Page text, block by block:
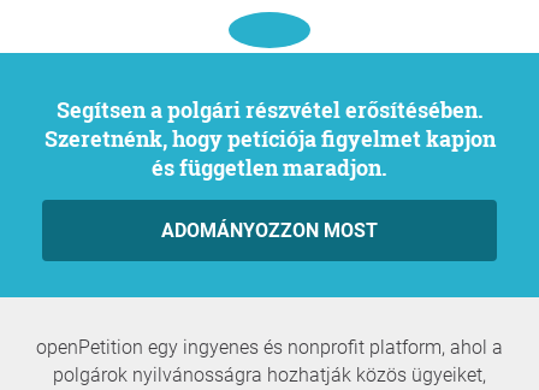
Segítsen a polgári részvétel erősítésében.
Szeretnénk, hogy petíciója figyelmet kapjon
és független maradjon.
ADOMÁNYOZZON MOST
openPetition egy ingyenes és nonprofit platform, ahol a
polgárok nyilvánosságra hozhatják közös ügyeiket,